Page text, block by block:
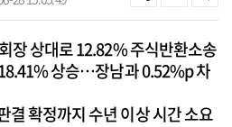
장 상대로 12.82% 주식반환소송
상승…장남과 0.52%p 차
확정까지 수년 이상 시간 소요